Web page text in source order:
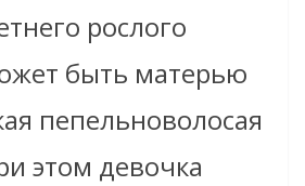
рослого
быть матерью
пепельноволосая
этом девочка